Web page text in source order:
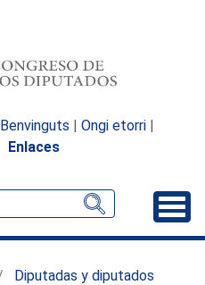
Benvinguts | Ongi etorri |
Enlaces
Diputadas y diputados